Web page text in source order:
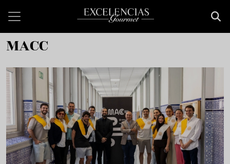
MACC